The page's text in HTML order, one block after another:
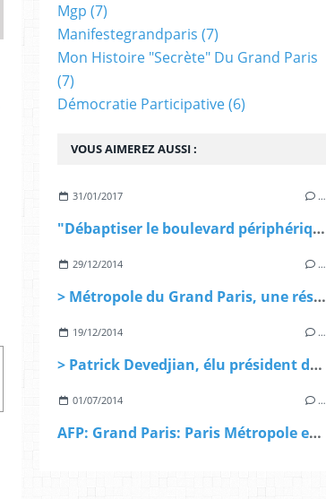
VOUS AIMEREZ AUSSI :
31/01/2017 …
"Débaptiser le boulevard périphérique de Paris" un entretien de P.Mansat avec F.Moiroux dans d'a
29/12/2014 …
> Métropole du Grand Paris, une résolution de Paris Métropole: "vigilants à ce que le gouvernement respecte ses engagements" "
19/12/2014 …
> Patrick Devedjian, élu président de Paris Métropole
01/07/2014 …
AFP: Grand Paris: Paris Métropole entre dans la mission de préfiguration
Mgp (7)
Manifestegrandparis (7)
Mon Histoire "secrète" Du Grand Paris
(7)
Démocratie Participative(6)